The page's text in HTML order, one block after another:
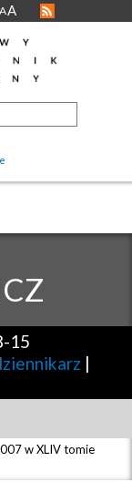
AA
15
|
w XLIV tomie